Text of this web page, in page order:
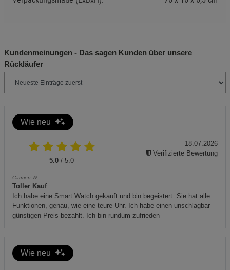
Stülpen Sie den Handschutz auf den Holzgriff, bevor Sie
die Fackel anzünden.
Zünden Sie die Fackel immer an der Spitze mit einem
Zum Löschen tauchen Sie die Fackel in Wasser. Lassen
Sie die Fackel vor der Entsorgung vollständig abkühlen.
Stellen Sie sicher, dass sich keine leicht entzündlichen
Gegenstände im Umfeld befinden.
Zusätzliche Hinweise:
Lieferumfang: 10 Wachsfackeln mit Handschutz. Maße:
73 × 3 × 3 cm. Brenndauer: ca. 80-90 Minuten.
Material: Wachs, Papier, Holz.
Veranstaltungen.
Kundenmeinungen - Das sagen Kunden über unsere
Rückläufer
Wie neu
5.0 / 5.0
Carmen W.
Toller Kauf
Ich habe eine Smart Watch gekauft und bin begeistert. Sie hat alle
Funktionen, genau, wie eine teure Uhr. Ich habe einen unschlagbar
günstigen Preis bezahlt. Ich bin rundum zufrieden
18.07.2026
Verifizierte Bewertung
Wie neu